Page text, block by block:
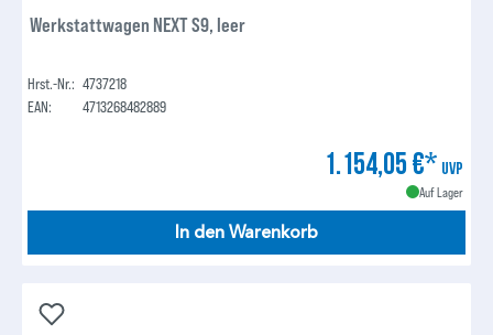
Werkstattwagen NEXT S9, leer
Hrst.-Nr.: 4737218
EAN:
4713268482889
1.154,05 €* UVP
Auf Lager
In den Warenkorb